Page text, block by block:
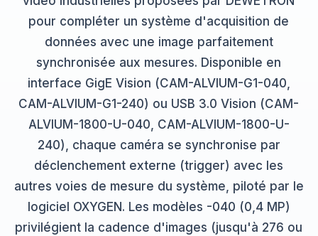
pour compléter un système d'acquisition de
données avec une image parfaitement
synchronisée aux mesures. Disponible en
interface GigE Vision (CAM-ALVIUM-G1-040,
CAM-ALVIUM-G1-240) ou USB 3.0 Vision (CAM-
ALVIUM-1800-U-040, CAM-ALVIUM-1800-U-
240), chaque caméra se synchronise par
déclenchement externe (trigger) avec les
autres voies de mesure du système, piloté par le
logiciel OXYGEN. Les modèles -040 (0,4 MP)
privilégient la cadence d'images (jusqu'à 276 ou